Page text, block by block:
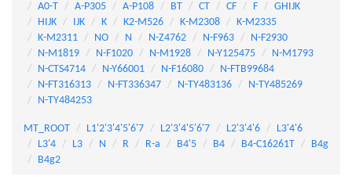
A0-T
A-P305 A-P108 BT CT CF F
GHIJK
HIJK
IJK K K2-M526 K-M2308
K-M2335
K-M2311
NO N N-Z4762 N-F963
N-F2930
N-M1819
N-F1020 N-M1928 N-Y125475
N-M1793
N-CTS4714
N-Y66001 N-F16080
N-FTB99684
N-FT316313
N-FT336347 N-TY483136
N-TY485269
N-TY484253
MT_ROOT L1'2'3'4'5'6'7 L2'3'4'5'6'7 L2'3'4'6
L3'4'6
L3'4
L3 N R R-a B4'5 B4 B4-C16261T
B4g
B4g2